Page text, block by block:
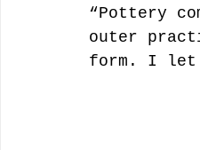
“Pottery
outer
form. I let